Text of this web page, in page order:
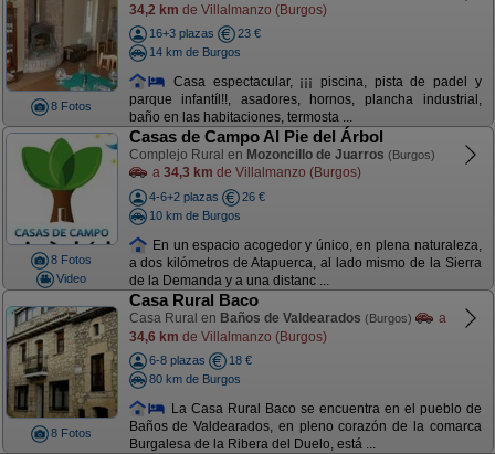
8 Fotos
34,2 km de Villalmanzo (Burgos)
16+3 plazas
23 €
14 km de Burgos
Casa espectacular, ¡¡¡ piscina, pista de padel y
parque infantíl!!, asadores, hornos, plancha industrial,
baño en las habitaciones, termosta ...
8 Fotos
Video
Casas de Campo Al Pie del Árbol
Complejo Rural en Mozoncillo de Juarros (Burgos)
a 34,3 km de Villalmanzo (Burgos)
4-6+2 plazas
26 €
10 km de Burgos
En un espacio acogedor y único, en plena naturaleza,
a dos kilómetros de Atapuerca, al lado mismo de la Sierra
de la Demanda y a una distanc ...
8 Fotos
Casa Rural Baco
Casa Rural en Baños de Valdearados (Burgos)
a
34,6 km de Villalmanzo (Burgos)
6-8 plazas
18 €
80 km de Burgos
La Casa Rural Baco se encuentra en el pueblo de
Baños de Valdearados, en pleno corazón de la comarca
Burgalesa de la Ribera del Duelo, está ...